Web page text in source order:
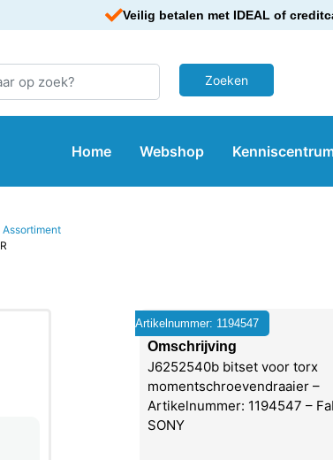
Veilig betalen met IDEAL of
Home Webshop
Assortiment
Artikelnummer: 1194547
Omschrijving
J6252540b bitset voor torx
momentschroevendraaier –
Artikelnummer: 1194547 –
SONY